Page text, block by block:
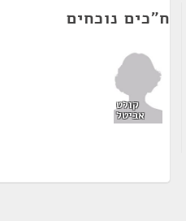
ח"כים נוכחים
קולט
אביטל